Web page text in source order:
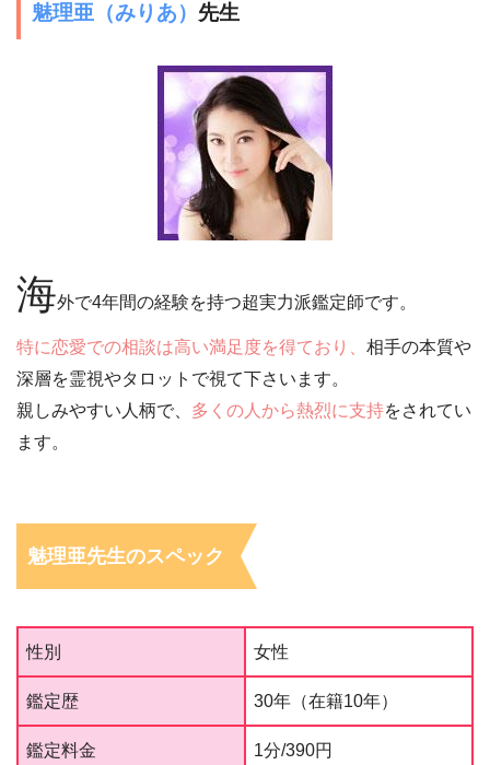
魅理亜（みりあ） 先生
海外で4年間の経験を持つ超実力派鑑定師です。
特に恋愛での相談は高い満足度を得ており、 相手の本質や
深層を霊視やタロットで視て下さいます。
親しみやすい人柄で、 多くの人から熱烈に支持をされてい
ます。
魅理亜先生のスペック
性別 女性
鑑定歴 30年（在籍10年）
鑑定料金 1分/390円